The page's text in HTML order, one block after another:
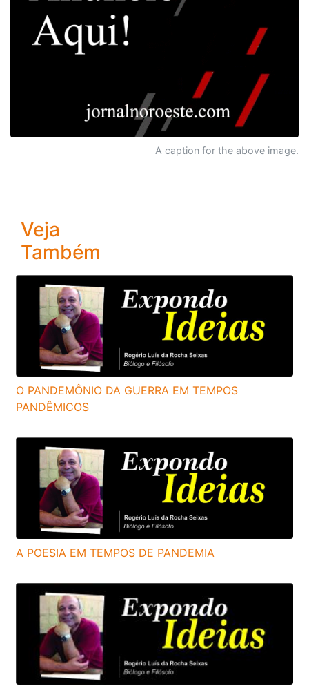
A caption for the above image.
Veja
Também
O PANDEMÔNIO DA GUERRA EM TEMPOS
PANDÊMICOS
A POESIA EM TEMPOS DE PANDEMIA